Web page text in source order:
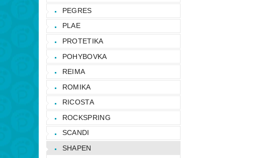
PEGRES
PLAE
PROTETIKA
POHYBOVKA
REIMA
ROMIKA
RICOSTA
ROCKSPRING
SCANDI
SHAPEN